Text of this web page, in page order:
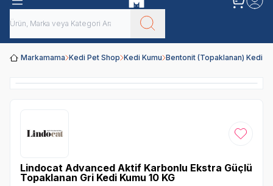
Markamama Kedi Pet Shop Kedi Kumu Bentonit (Topaklanan) Kedi
Favoriye
Lindocat Advanced Aktif Karbonlu Ekstra Güçlü
Topaklanan Gri Kedi Kumu 10 KG